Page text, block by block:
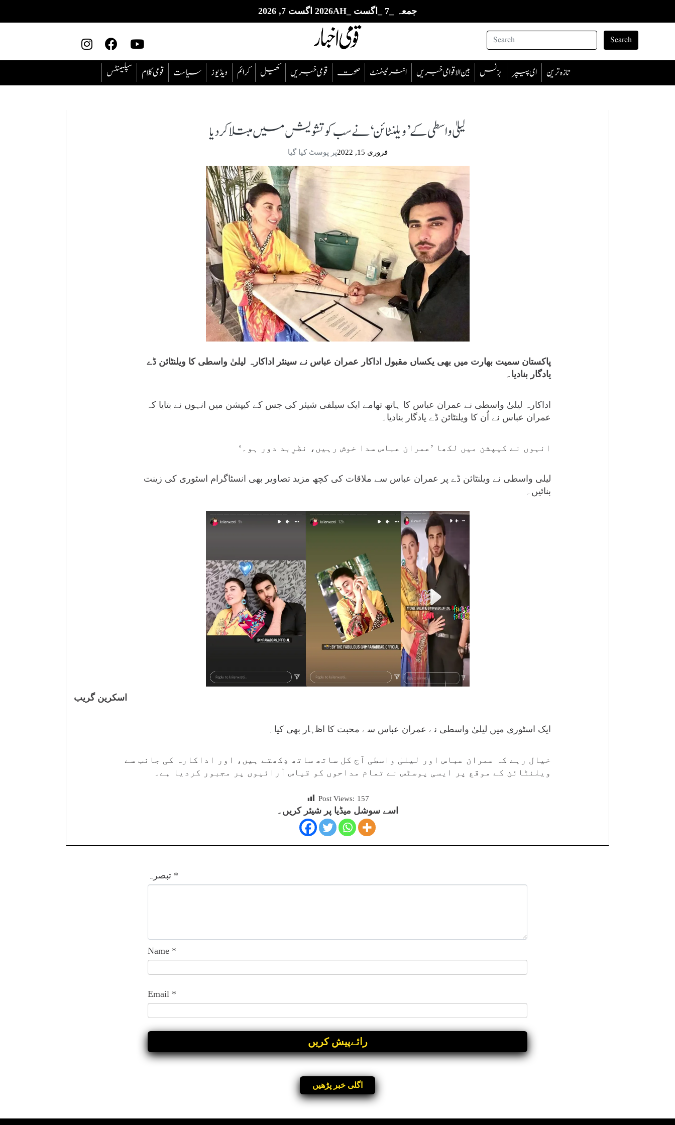
جمعہ _7 _اگست _2026AH اگست 7, 2026
Search
سپلیمنٹس قومی کلام سیاست ویڈیوز ‎کرائم کھیل قومی خبریں صحت انٹرٹینمنٹ بین الاقوامی خبریں بزنس ای پیپر تازہ ترین
لیلیٰ واسطی کے ’ویلنٹائن‘ نے سب کو تشویش میں مبتلا کردیا
فروری 15, 2022 پر پوسٹ کیا گیا
پاکستان سمیت بھارت میں بھی یکساں مقبول اداکار عمران عباس نے سینئر اداکارہ لیلیٰ واسطی کا ویلنٹائن ڈے
یادگار بنادیا۔
اداکارہ لیلیٰ واسطی نے عمران عباس کا ہاتھ تھامے ایک سیلفی شیئر کی جس کے کیپشن میں انہوں نے بتایا کہ
عمران عباس نے اُن کا ویلنٹائن ڈے یادگار بنادیا۔
انہوں نے کیپشن میں لکھا ’عمران عباس سدا خوش رہیں، نظرِبد دور ہو۔‘
لیلی واسطی نے ویلنٹائن ڈے پر عمران عباس سے ملاقات کی کچھ مزید تصاویر بھی انسٹاگرام اسٹوری کی زینت
بنائیں۔
اسکرین گریب
ایک اسٹوری میں لیلیٰ واسطی نے عمران عباس سے محبت کا اظہار بھی کیا۔
خیال رہے کہ عمران عباس اور لیلیٰ واسطی آج کل ساتھ ساتھ دِکھتے ہیں، اور اداکارہ کی جانب سے
ویلنٹائن کے موقع پر ایسی پوسٹس نے تمام مداحوں کو قیاس آرائیوں پر مجبور کردیا ہے۔
Post Views: 157
اسے سوشل میڈیا پر شیئر کریں۔
تبصرہ *
Name *
Email *
اگلی خبر پڑھیں